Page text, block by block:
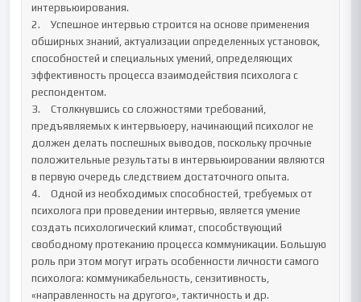
интервьюирования.
2.	Успешное интервью строится на основе применения
обширных знаний, актуализации определенных установок,
способностей и специальных умений, определяющих
эффективность процесса взаимодействия психолога с
респондентом.
3.	Столкнувшись со сложностями требований,
предъявляемых к интервьюеру, начинающий психолог не
должен делать поспешных выводов, поскольку прочные
положительные результаты в интервьюировании являются
в первую очередь следствием достаточного опыта.
4.	Одной из необходимых способностей, требуемых от
психолога при проведении интервью, является умение
создать психологический климат, способствующий
свободному протеканию процесса коммуникации. Большую
роль при этом могут играть особенности личности самого
психолога: коммуникабельность, сензитивность,
«направленность на другого», тактичность и др.